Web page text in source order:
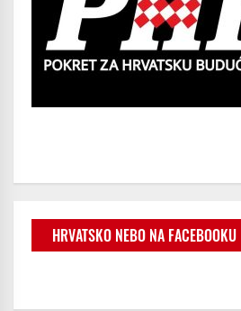
HRVATSKO NEBO NA FACEBOOKU